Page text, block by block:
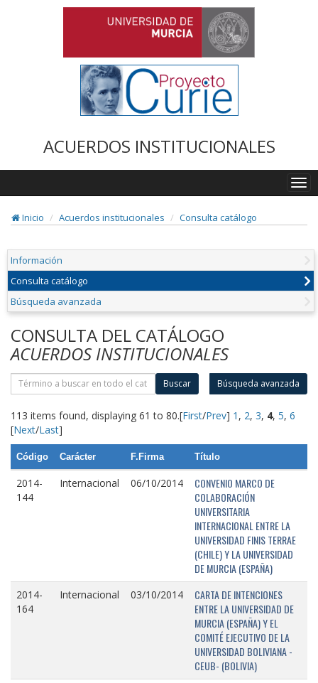
ACUERDOS INSTITUCIONALES
Inicio
Acuerdos institucionales Consulta catálogo
Información
Consulta catálogo
Búsqueda avanzada
CONSULTA DEL CATÁLOGO
ACUERDOS INSTITUCIONALES
Buscar Búsqueda avanzada
113 items found, displaying 61 to 80.[First/Prev] 1 , 2, 3, 4, 5, 6
[Next/Last]
Código Carácter F.Firma Título
2014-
144
Internacional 06/10/2014
CONVENIO MARCO DE
COLABORACIÓN
UNIVERSITARIA
INTERNACIONAL ENTRE LA
UNIVERSIDAD FINIS TERRAE
(CHILE) Y LA UNIVERSIDAD
DE MURCIA (ESPAÑA)
2014-
164
Internacional 03/10/2014
CARTA DE INTENCIONES
ENTRE LA UNIVERSIDAD DE
MURCIA (ESPAÑA) Y EL
COMITÉ EJECUTIVO DE LA
UNIVERSIDAD BOLIVIANA -
CEUB- (BOLIVIA)